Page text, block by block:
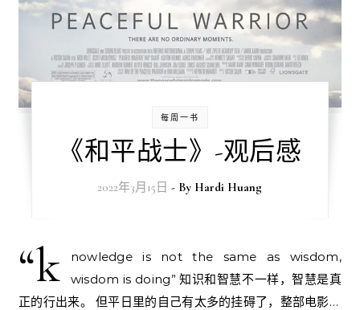
每周一书
《和平战士》-观后感
2022年3月15日 - By Hardi Huang
“k
nowledge is not the same as wisdom,
wisdom is doing” 知识和智慧不一样，智慧是真
正的行出来。 但平日里的自己有太多的挂碍了，整部电影…